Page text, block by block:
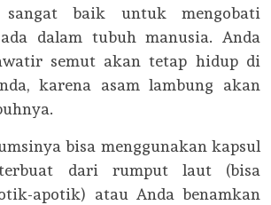
sangat baik untuk mengobati
dalam tubuh manusia. Anda
semut akan tetap hidup di
karena asam lambung akan
bisa menggunakan kapsul
dari rumput laut (bisa
apotik) atau Anda benamkan